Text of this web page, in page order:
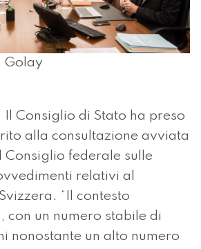
Golay
Consiglio di Stato ha preso
alla consultazione avviata
federale sulle
relativi al
“Il contesto
con un numero stabile di
nonostante un alto numero